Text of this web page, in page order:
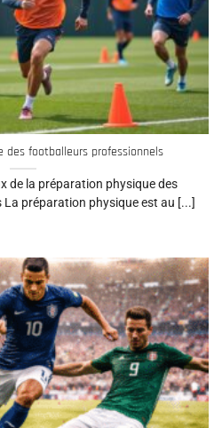
des footballeurs professionnels
de la préparation physique des
préparation physique est au [...]